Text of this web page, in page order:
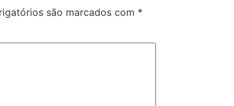
são marcados com *